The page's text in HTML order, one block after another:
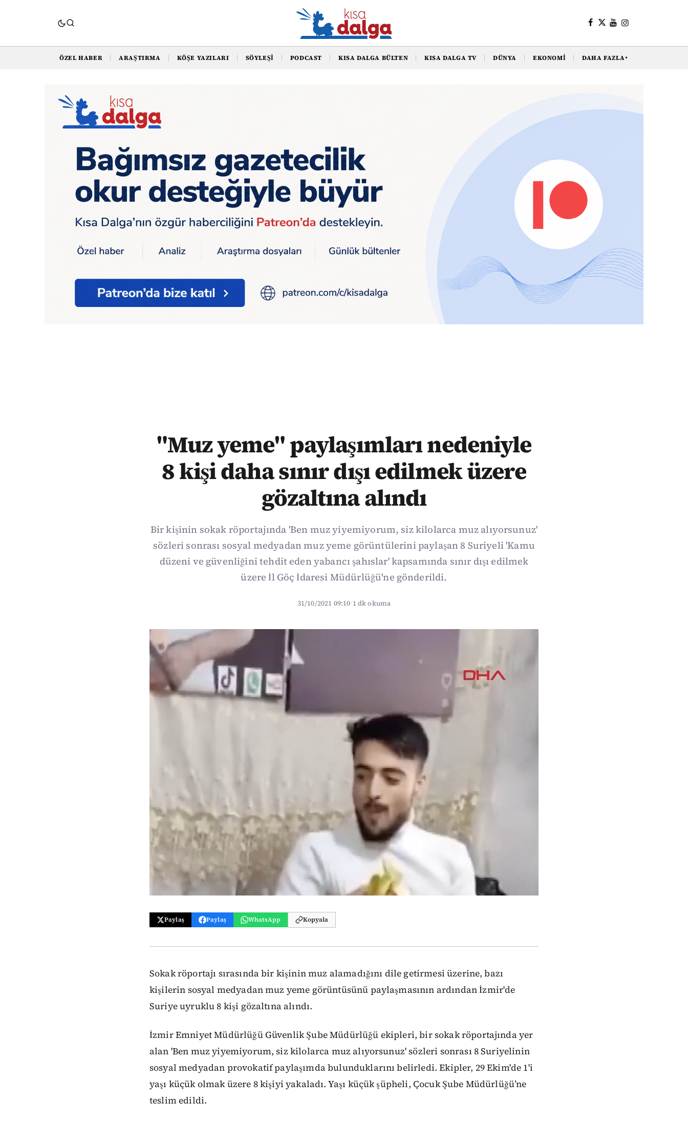
ÖZEL HABER ARAŞTIRMA KÖŞE YAZILARI SÖYLEŞI PODCAST KISA DALGA BÜLTEN KISA DALGA TV DÜNYA EKONOMI DAHA FAZLA▼
"Muz yeme" paylaşımları nedeniyle
8 kişi daha sınır dışı edilmek üzere
gözaltına alındı
Bir kişinin sokak röportajında 'Ben muz yiyemiyorum, siz kilolarca muz alıyorsunuz'
sözleri sonrası sosyal medyadan muz yeme görüntülerini paylaşan 8 Suriyeli 'Kamu
düzeni ve güvenliğini tehdit eden yabancı şahıslar' kapsamında sınır dışı edilmek
üzere İl Göç İdaresi Müdürlüğü'ne gönderildi.
31/10/2021 09:10·1 dk okuma
Paylaş Paylaş WhatsApp Kopyala
Sokak röportajı sırasında bir kişinin muz alamadığını dile getirmesi üzerine, bazı
kişilerin sosyal medyadan muz yeme görüntüsünü paylaşmasının ardından İzmir'de
Suriye uyruklu 8 kişi gözaltına alındı.
İzmir Emniyet Müdürlüğü Güvenlik Şube Müdürlüğü ekipleri, bir sokak röportajında yer
alan 'Ben muz yiyemiyorum, siz kilolarca muz alıyorsunuz' sözleri sonrası 8 Suriyelinin
sosyal medyadan provokatif paylaşımda bulunduklarını belirledi. Ekipler, 29 Ekim'de 1'i
yaşı küçük olmak üzere 8 kişiyi yakaladı. Yaşı küçük şüpheli, Çocuk Şube Müdürlüğü’ne
teslim edildi.